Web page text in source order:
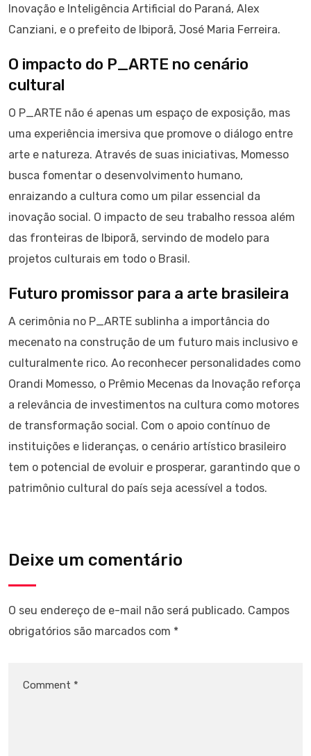
Inovação e Inteligência Artificial do Paraná, Alex
Canziani, e o prefeito de Ibiporã, José Maria Ferreira.
O impacto do P_ARTE no cenário
cultural
O P_ARTE não é apenas um espaço de exposição, mas
uma experiência imersiva que promove o diálogo entre
arte e natureza. Através de suas iniciativas, Momesso
busca fomentar o desenvolvimento humano,
enraizando a cultura como um pilar essencial da
inovação social. O impacto de seu trabalho ressoa além
das fronteiras de Ibiporã, servindo de modelo para
projetos culturais em todo o Brasil.
Futuro promissor para a arte brasileira
A cerimônia no P_ARTE sublinha a importância do
mecenato na construção de um futuro mais inclusivo e
culturalmente rico. Ao reconhecer personalidades como
Orandi Momesso, o Prêmio Mecenas da Inovação reforça
a relevância de investimentos na cultura como motores
de transformação social. Com o apoio contínuo de
instituições e lideranças, o cenário artístico brasileiro
tem o potencial de evoluir e prosperar, garantindo que o
patrimônio cultural do país seja acessível a todos.
Deixe um comentário
O seu endereço de e-mail não será publicado. Campos
obrigatórios são marcados com *